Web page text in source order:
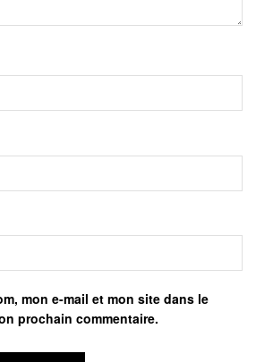
mon e-mail et mon site dans le
prochain commentaire.